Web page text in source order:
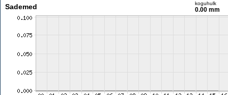
Sademed koguhulk
0.00 mm